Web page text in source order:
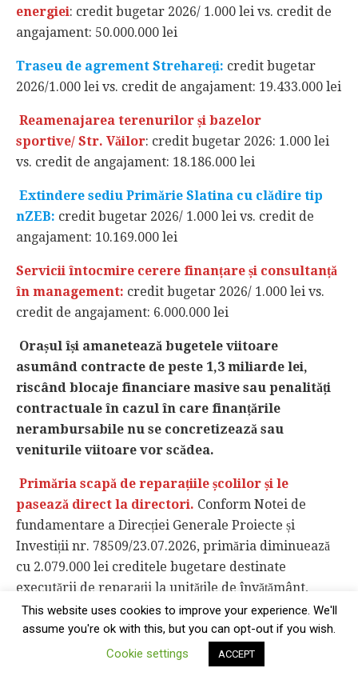
energiei: credit bugetar 2026/ 1.000 lei vs. credit de
angajament: 50.000.000 lei
Traseu de agrement Strehareți: credit bugetar
2026/1.000 lei vs. credit de angajament: 19.433.000 lei
Reamenajarea terenurilor și bazelor
sportive/ Str. Văilor: credit bugetar 2026: 1.000 lei
vs. credit de angajament: 18.186.000 lei
Extindere sediu Primărie Slatina cu clădire tip
nZEB: credit bugetar 2026/ 1.000 lei vs. credit de
angajament: 10.169.000 lei
Servicii întocmire cerere finanțare și consultanță
în management: credit bugetar 2026/ 1.000 lei vs.
credit de angajament: 6.000.000 lei
Orașul își amanetează bugetele viitoare
asumând contracte de peste 1,3 miliarde lei,
riscând blocaje financiare masive sau penalități
contractuale în cazul în care finanțările
nerambursabile nu se concretizează sau
veniturile viitoare vor scădea.
Primăria scapă de reparațiile școlilor și le
pasează direct la directori. Conform Notei de
fundamentare a Direcției Generale Proiecte și
Investiții nr. 78509/23.07.2026, primăria diminuează
cu 2.079.000 lei creditele bugetare destinate
executării de reparații la unitățile de învățământ,
trecând aceste lucrări ”în sarcina directă a
instituțiilor vizate”.Un număr de 22 de grădinițe,
școli gimnaziale și licee (precum Grădinița nr. 1,
Școala Gimnazială Ștefan Protopopescu, Colegiul
This website uses cookies to improve your experience. We'll
assume you're ok with this, but you can opt-out if you wish.
Cookie settings
ACCEPT